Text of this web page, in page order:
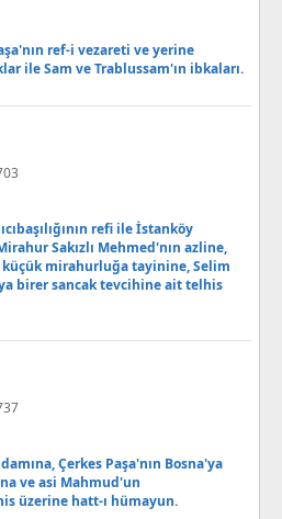
ref-i vezareti ve yerine
ile Sam ve Trablussam'ın ibkaları.
refi ile İstanköy
Sakızlı Mehmed'nın azline,
küçük mirahurluğa tayinine, Selim
birer sancak tevcihine ait telhis
Çerkes Paşa'nın Bosna'ya
ve asi Mahmud'un
üzerine hatt-ı hümayun.